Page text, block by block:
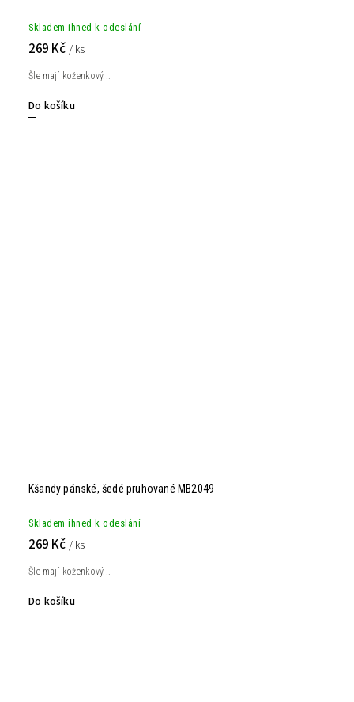
Skladem ihned k odeslání
269 Kč / ks
Do košíku
Šle mají koženkový...
Kšandy pánské, šedé pruhované MB2049
Skladem ihned k odeslání
269 Kč / ks
Do košíku
Šle mají koženkový...